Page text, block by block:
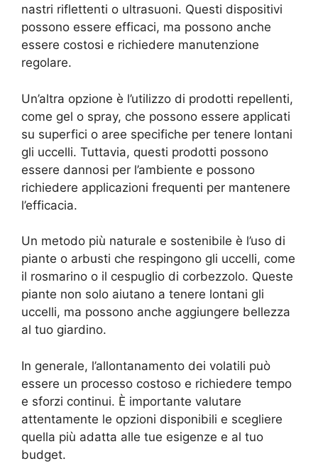
nastri riflettenti o ultrasuoni. Questi dispositivi
possono essere efficaci, ma possono anche
essere costosi e richiedere manutenzione
regolare.
Un’altra opzione è l’utilizzo di prodotti repellenti,
come gel o spray, che possono essere applicati
su superfici o aree specifiche per tenere lontani
gli uccelli. Tuttavia, questi prodotti possono
essere dannosi per l’ambiente e possono
richiedere applicazioni frequenti per mantenere
l’efficacia.
Un metodo più naturale e sostenibile è l’uso di
piante o arbusti che respingono gli uccelli, come
il rosmarino o il cespuglio di corbezzolo. Queste
piante non solo aiutano a tenere lontani gli
uccelli, ma possono anche aggiungere bellezza
al tuo giardino.
In generale, l’allontanamento dei volatili può
essere un processo costoso e richiedere tempo
e sforzi continui. È importante valutare
attentamente le opzioni disponibili e scegliere
quella più adatta alle tue esigenze e al tuo
budget.